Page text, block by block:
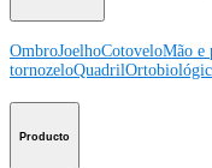
OmbroJoelhoCotoveloMão e
tornozeloQuadril
Producto